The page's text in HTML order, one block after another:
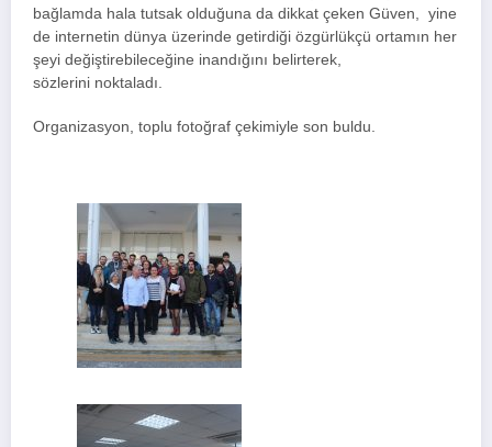
bağlamda hala tutsak olduğuna da dikkat çeken Güven, yine
de internetin dünya üzerinde getirdiği özgürlükçü ortamın her
şeyi değiştirebileceğine inandığını belirterek,
sözlerini noktaladı.
Organizasyon, toplu fotoğraf çekimiyle son buldu.